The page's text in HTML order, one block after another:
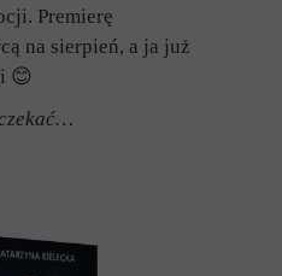
Premierę
na sierpień, a ja już
😊